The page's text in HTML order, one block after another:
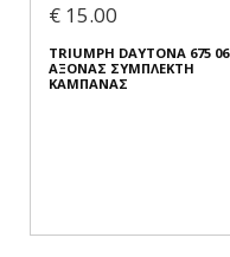
€ 15.00
TRIUMPH DAYTONA 675 06
ΑΞΟΝΑΣ ΣΥΜΠΛΕΚΤΗ
ΚΑΜΠΑΝΑΣ